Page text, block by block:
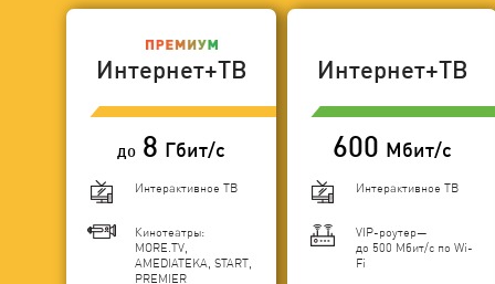
Интернет+ТВ
до 8 Гбит/с
Интерактивное ТВ
Кинотеатры:
MORE.TV,
AMEDIATEKA, START,
PREMIER
Интернет+ТВ
600 Мбит/с
Интерактивное ТВ
VIP-роутер—
до 500 Мбит/с по Wi-
Fi